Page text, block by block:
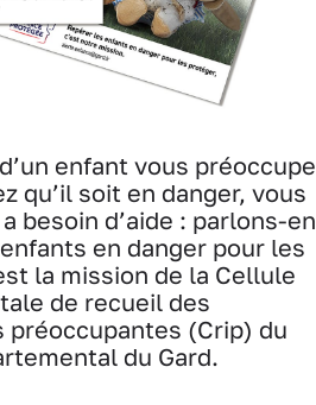
enfant vous
qu’il soit en danger, vous
besoin d’aide : parlons-
en danger pour les
la mission de la Cellule
de recueil des
préoccupantes (Crip) du
du Gard.